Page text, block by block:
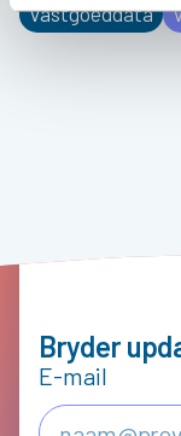
Vastgoeddata
Bryder
E-mail